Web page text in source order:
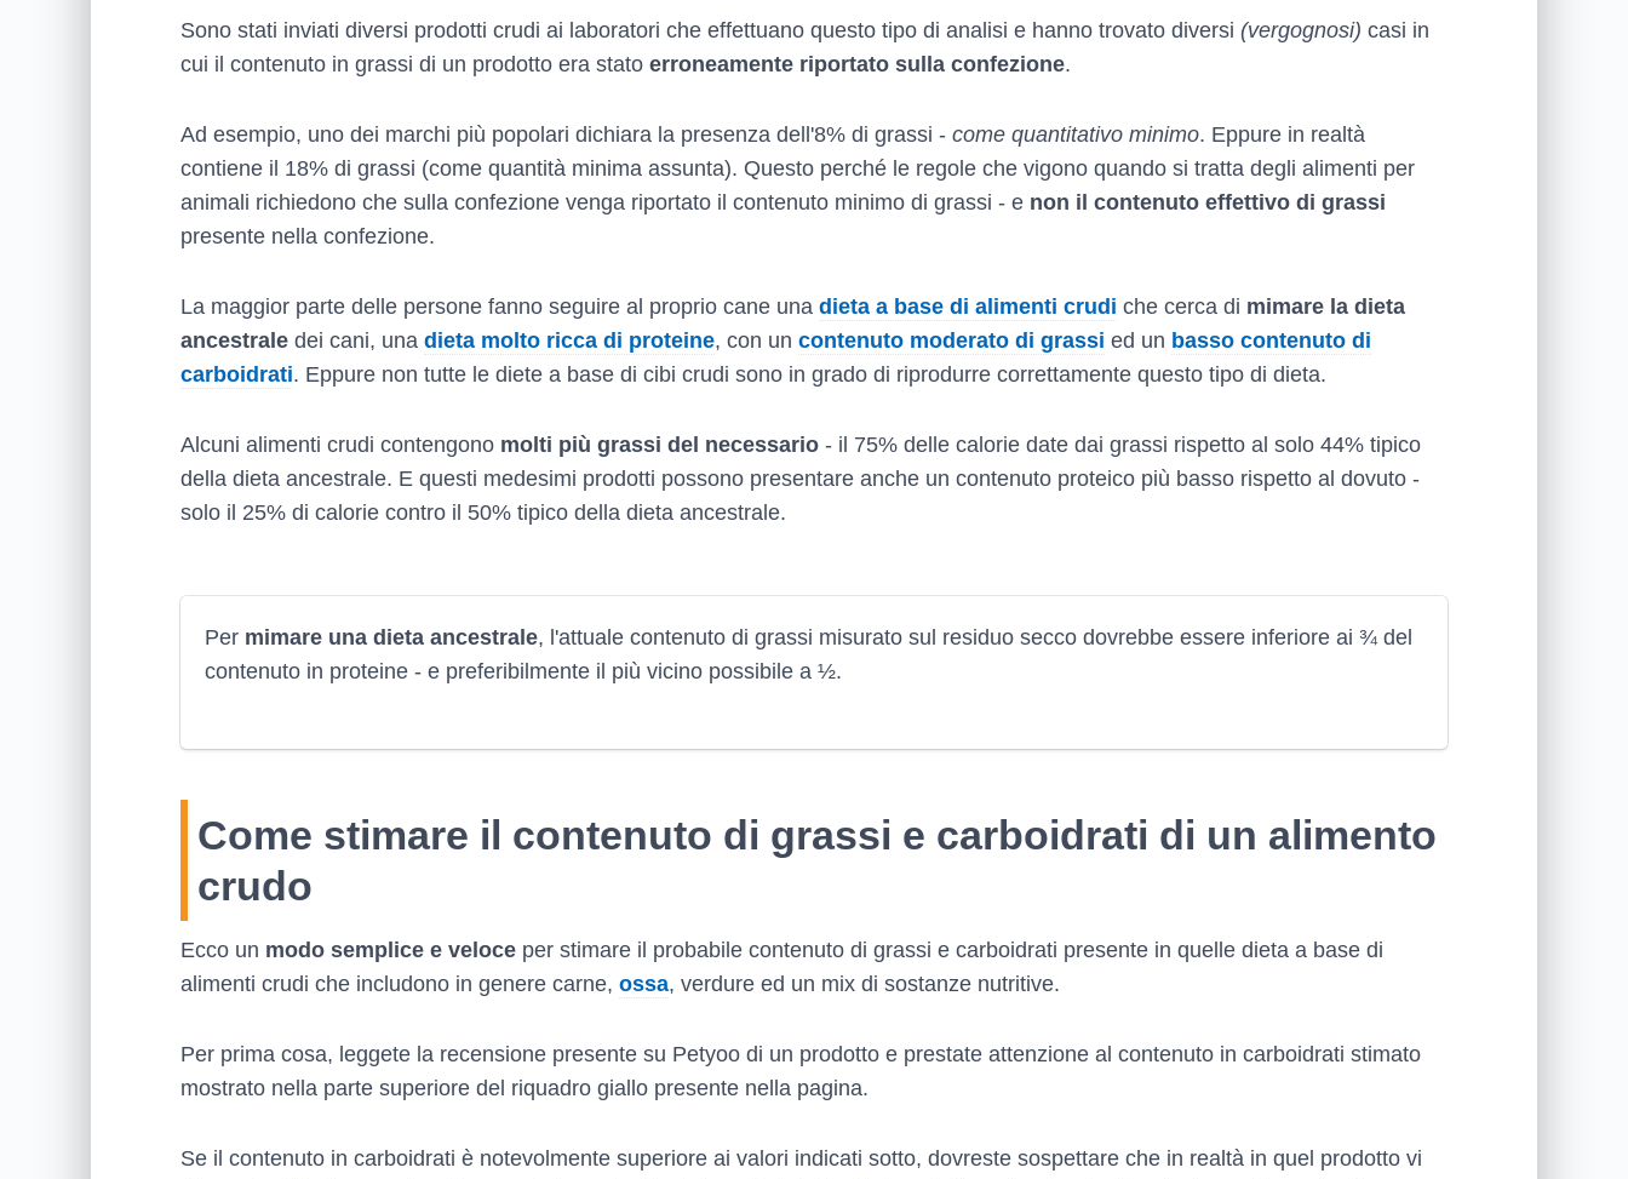
Sono stati inviati diversi prodotti crudi ai laboratori che effettuano questo tipo di analisi e hanno trovato diversi (vergognosi) casi in
cui il contenuto in grassi di un prodotto era stato erroneamente riportato sulla confezione.
Ad esempio, uno dei marchi più popolari dichiara la presenza dell'8% di grassi - come quantitativo minimo. Eppure in realtà
contiene il 18% di grassi (come quantità minima assunta). Questo perché le regole che vigono quando si tratta degli alimenti per
animali richiedono che sulla confezione venga riportato il contenuto minimo di grassi - e non il contenuto effettivo di grassi
presente nella confezione.
La maggior parte delle persone fanno seguire al proprio cane una dieta a base di alimenti crudi che cerca di mimare la dieta
ancestrale dei cani, una dieta molto ricca di proteine, con un contenuto moderato di grassi ed un basso contenuto di
carboidrati. Eppure non tutte le diete a base di cibi crudi sono in grado di riprodurre correttamente questo tipo di dieta.
Alcuni alimenti crudi contengono molti più grassi del necessario - il 75% delle calorie date dai grassi rispetto al solo 44% tipico
della dieta ancestrale. E questi medesimi prodotti possono presentare anche un contenuto proteico più basso rispetto al dovuto -
solo il 25% di calorie contro il 50% tipico della dieta ancestrale.
Per mimare una dieta ancestrale, l'attuale contenuto di grassi misurato sul residuo secco dovrebbe essere inferiore ai ¾ del
contenuto in proteine - e preferibilmente il più vicino possibile a ½.
Come stimare il contenuto di grassi e carboidrati di un alimento
crudo
Ecco un modo semplice e veloce per stimare il probabile contenuto di grassi e carboidrati presente in quelle dieta a base di
alimenti crudi che includono in genere carne, ossa, verdure ed un mix di sostanze nutritive.
Per prima cosa, leggete la recensione presente su Petyoo di un prodotto e prestate attenzione al contenuto in carboidrati stimato
mostrato nella parte superiore del riquadro giallo presente nella pagina.
Se il contenuto in carboidrati è notevolmente superiore ai valori indicati sotto, dovreste sospettare che in realtà in quel prodotto vi